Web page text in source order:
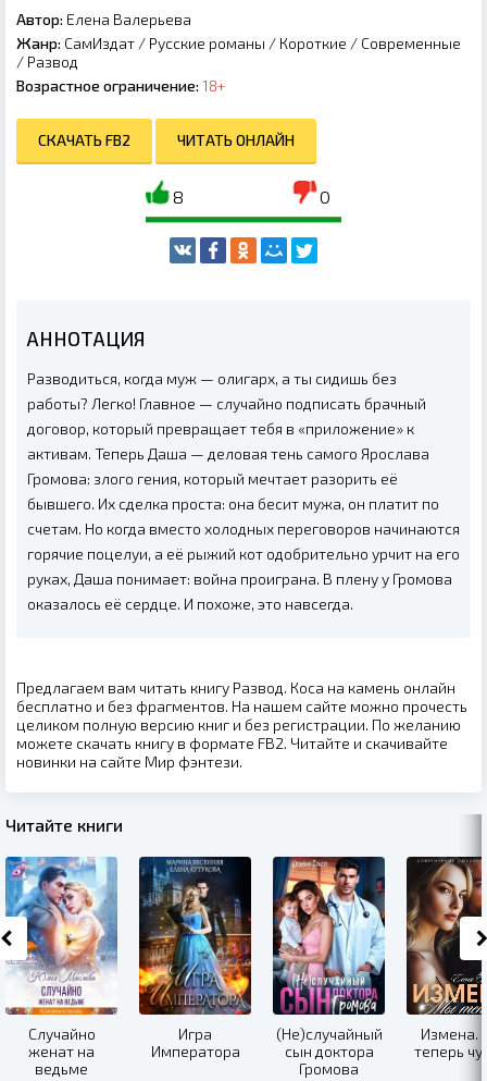
Автор: Елена Валерьева
Жанр: СамИздат / Русские романы / Короткие / Современные
/ Развод
Возрастное ограничение: 18+
СКАЧАТЬ FB2 ЧИТАТЬ ОНЛАЙН
8 0
АННОТАЦИЯ
Разводиться, когда муж — олигарх, а ты сидишь без
работы? Легко! Главное — случайно подписать брачный
договор, который превращает тебя в «приложение» к
активам. Теперь Даша — деловая тень самого Ярослава
Громова: злого гения, который мечтает разорить её
бывшего. Их сделка проста: она бесит мужа, он платит по
счетам. Но когда вместо холодных переговоров начинаются
горячие поцелуи, а её рыжий кот одобрительно урчит на его
руках, Даша понимает: война проиграна. В плену у Громова
оказалось её сердце. И похоже, это навсегда.
Предлагаем вам читать книгу Развод. Коса на камень онлайн
бесплатно и без фрагментов. На нашем сайте можно прочесть
целиком полную версию книг и без регистрации. По желанию
можете скачать книгу в формате FB2. Читайте и скачивайте
новинки на сайте Мир фэнтези.
Читайте книги
Случайно
женат на
ведьме
Игра
Императора
(Не)случайный
сын доктора
Громова
Измена.
теперь